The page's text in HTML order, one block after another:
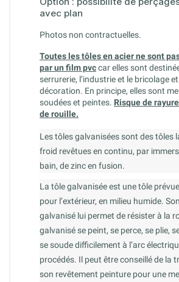
avec plan
Photos non contractuelles.
Toutes les tôles en acier ne sont
par un film pvccar elles sont
serrurerie, l’industrie et le bricolage
décoration. En principe, elles sont
soudées et peintes. Risque de
de rouille.
Les tôles galvanisées sont des tôles
froid revêtues en continu, par
bain, de zinc en fusion.
La tôle galvanisée est une tôle
pour l’extérieur, en milieu humide.
galvanisé lui permet de résister à la
galvanisé se peint, se perce, se plie,
se soude difficilement à l’arc
procédés. Il peut être conseillé de la
son revêtement peinture pour une